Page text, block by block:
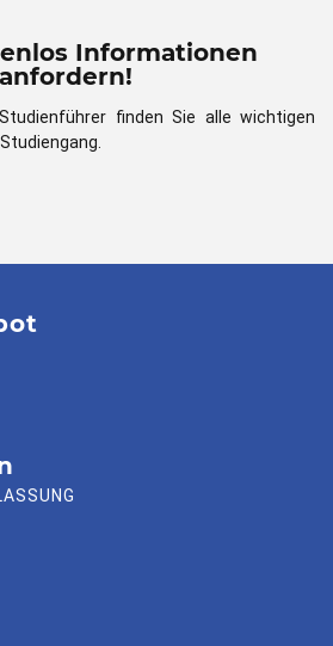
Informationen
anfordern!
finden Sie alle wichtigen